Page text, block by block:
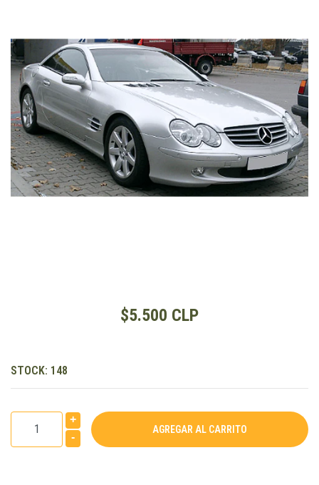
$5.500 CLP
STOCK: 148
+
-